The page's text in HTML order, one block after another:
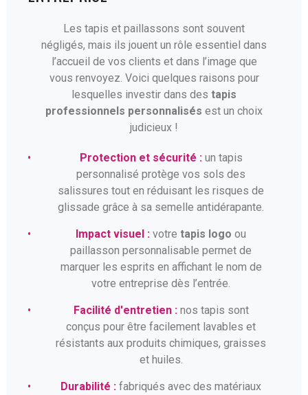
Les tapis et paillassons sont souvent
négligés, mais ils jouent un rôle essentiel dans
l’accueil de vos clients et dans l’image que
vous renvoyez. Voici quelques raisons pour
lesquelles investir dans des tapis
professionnels personnalisés est un choix
judicieux !
• Protection et sécurité : un tapis
personnalisé protège vos sols des
salissures tout en réduisant les risques de
glissade grâce à sa semelle antidérapante.
• Impact visuel : votre tapis logo ou
paillasson personnalisable permet de
marquer les esprits en affichant le nom de
votre entreprise dès l’entrée.
• Facilité d'entretien :nos tapis sont
conçus pour être facilement lavables et
résistants aux produits chimiques, graisses
et huiles.
• Durabilité : fabriqués avec des matériaux